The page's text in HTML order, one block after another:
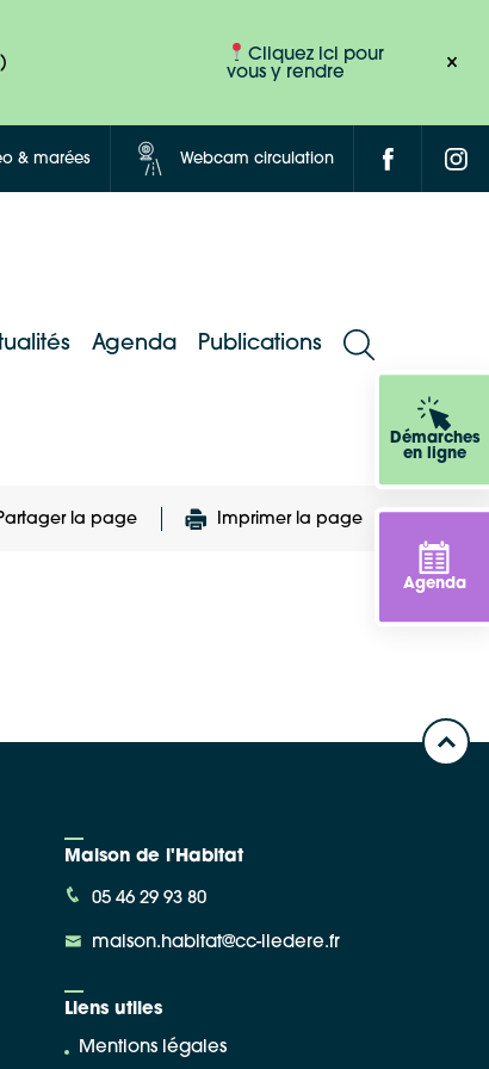
Cliquez ici pour
vous y rendre
Démarches
en ligne
Agenda
& marées Webcam circulation
Agenda Publications
la page Imprimer la page
Maison de l'Habitat
05 46 29 93 80
maison.habitat@cc-iledere.fr
Liens utiles
Mentions légales